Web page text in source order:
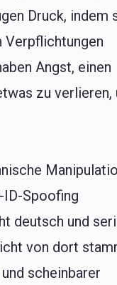
Druck, indem
Verpflichtungen
Angst, einen
zu verlieren,
ID-Spoofing
deutsch und
von dort
scheinbarer